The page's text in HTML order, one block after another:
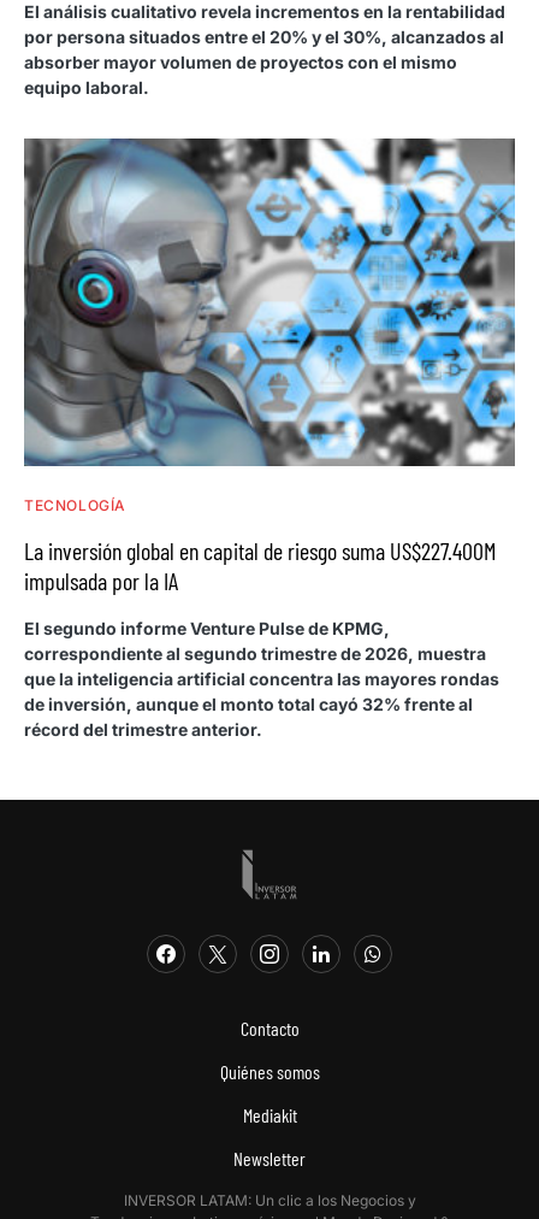
El análisis cualitativo revela incrementos en la rentabilidad
por persona situados entre el 20% y el 30%, alcanzados al
absorber mayor volumen de proyectos con el mismo
equipo laboral.
TECNOLOGÍA
La inversión global en capital de riesgo suma US$227.400M
impulsada por la IA
El segundo informe Venture Pulse de KPMG,
correspondiente al segundo trimestre de 2026, muestra
que la inteligencia artificial concentra las mayores rondas
de inversión, aunque el monto total cayó 32% frente al
récord del trimestre anterior.
Contacto
Quiénes somos
Mediakit
Newsletter
INVERSOR LATAM: Un clic a los Negocios y